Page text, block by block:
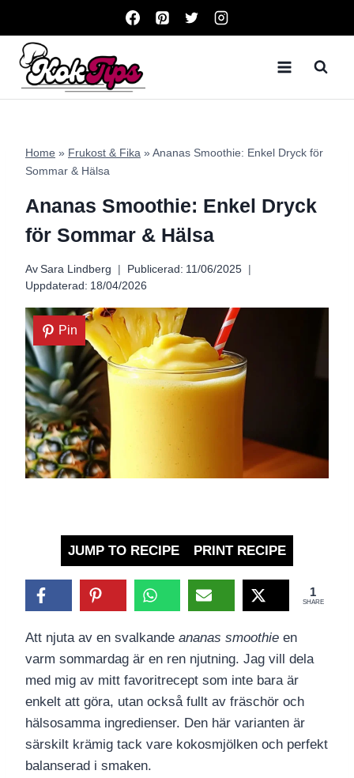
content
Home » Frukost & Fika »Ananas Smoothie: Enkel Dryck för
Sommar & Hälsa
Ananas Smoothie: Enkel Dryck
för Sommar & Hälsa
Av Sara Lindberg Publicerad: 11/06/2025
Uppdaterad: 18/04/2026
Pin
JUMP TO RECIPE PRINT RECIPE
1
SHARE
Att njuta av en svalkande ananas smoothie en
varm sommardag är en ren njutning. Jag vill dela
med mig av mitt favoritrecept som inte bara är
enkelt att göra, utan också fullt av fräschör och
hälsosamma ingredienser. Den här varianten är
särskilt krämig tack vare kokosmjölken och perfekt
balanserad i smaken.